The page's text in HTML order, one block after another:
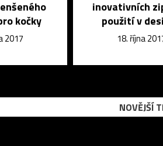
kočky
2017
inovativních
použití v
18. října
NOVĚJŠÍ